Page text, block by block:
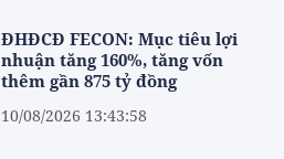
ĐHĐCĐ FECON: Mục tiêu lợi
nhuận tăng 160%, tăng vốn
thêm gần 875 tỷ đồng
10/08/2026 13:43:58